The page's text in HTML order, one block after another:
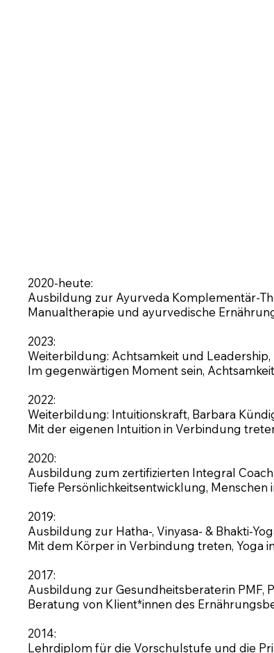
2020-heute:
Ausbildung zur Ayurveda Komplementär-
Manualtherapie und ayurvedische
2023:
Weiterbildung: Achtsamkeit und
Im gegenwärtigen Moment sein,
2022:
Weiterbildung: Intuitionskraft, Barbara
Mit der eigenen Intuition in Verbindung
2020:
Ausbildung zum zertifizierten Integral Coach
Tiefe Persönlichkeitsentwicklung,
2019:
Ausbildung zur Hatha-, Vinyasa- & Bhakti-
Mit dem Körper in Verbindung treten, Yoga
2017:
Ausbildung zur Gesundheitsberaterin PMF,
Beratung von Klient*innen des
2014:
Lehrdiplom für die Vorschulstufe und die